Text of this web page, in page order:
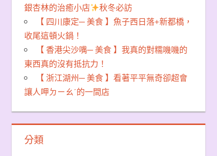
銀杏林的治癒小店
秋冬必訪
【 四川康定─ 美食 】魚子西日落+新都橋，
收尾這頓火鍋！
【 香港尖沙嘴─ 美食 】我真的對糯嘰嘰的
東西真的沒有抵抗力！
【 浙江湖州─ 美食 】看著平平無奇卻超會
讓人呷ㄉㄧㄠˊ的一間店
分類